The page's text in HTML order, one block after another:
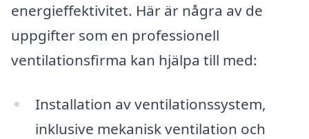
energieffektivitet. Här är några av de
uppgifter som en professionell
ventilationsfirma kan hjälpa till med:
Installation av ventilationssystem,
inklusive mekanisk ventilation och